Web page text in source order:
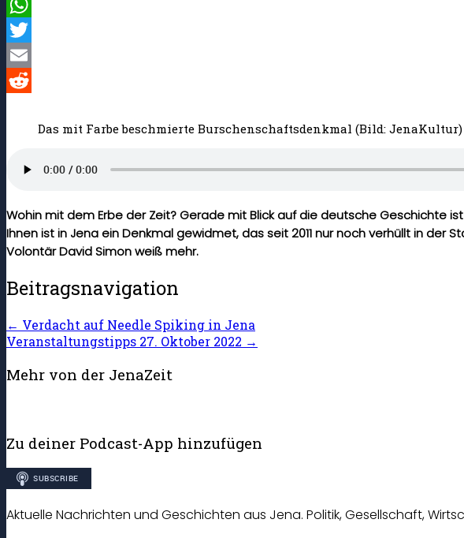
Facebook
WhatsApp
Twitter
Email
Das mit Farbe beschmierte Burschenschaftsdenkmal (Bild: JenaKultur)
Wohin mit dem Erbe der Zeit? Gerade mit Blick auf die deutsche Geschichte
Ihnen ist in Jena ein Denkmal gewidmet, das seit 2011 nur noch verhüllt in
Volontär David Simon weiß mehr.
Beitragsnavigation
← Verdacht auf Needle Spiking in Jena
Veranstaltungstipps 27. Oktober 2022 →
Mehr von der JenaZeit
Zu deiner Podcast-App hinzufügen
Aktuelle Nachrichten und Geschichten aus Jena. Politik, Gesellschaft,